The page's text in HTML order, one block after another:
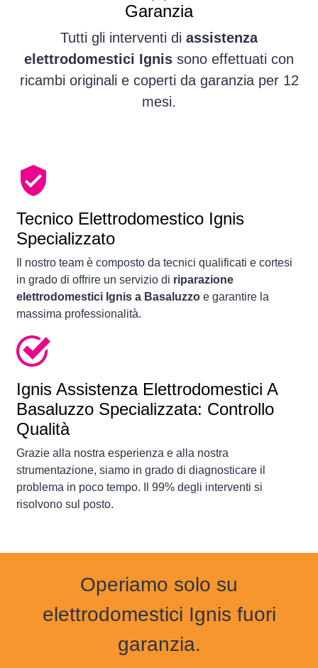
Garanzia
Tutti gli interventi di assistenza
elettrodomestici Ignis sono effettuati con
ricambi originali e coperti da garanzia per 12
mesi.
Tecnico Elettrodomestico Ignis
Specializzato
Il nostro team è composto da tecnici qualificati e cortesi
in grado di offrire un servizio di riparazione
elettrodomestici Ignis a Basaluzzo e garantire la
massima professionalità.
Ignis Assistenza Elettrodomestici A
Basaluzzo Specializzata: Controllo
Qualità
Grazie alla nostra esperienza e alla nostra
strumentazione, siamo in grado di diagnosticare il
problema in poco tempo. Il 99% degli interventi si
risolvono sul posto.
Operiamo solo su
elettrodomestici Ignis fuori
garanzia.